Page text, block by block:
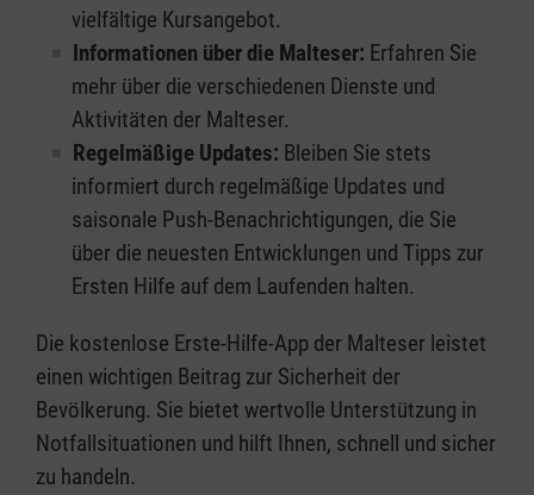
vielfältige Kursangebot.
Informationen über die Malteser: Erfahren Sie
mehr über die verschiedenen Dienste und
Aktivitäten der Malteser.
Regelmäßige Updates: Bleiben Sie stets
informiert durch regelmäßige Updates und
saisonale Push-Benachrichtigungen, die Sie
über die neuesten Entwicklungen und Tipps zur
Ersten Hilfe auf dem Laufenden halten.
Die kostenlose Erste-Hilfe-App der Malteser leistet
einen wichtigen Beitrag zur Sicherheit der
Bevölkerung. Sie bietet wertvolle Unterstützung in
Notfallsituationen und hilft Ihnen, schnell und sicher
zu handeln.